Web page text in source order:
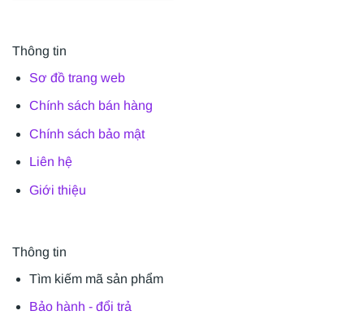
Thông tin
Sơ đồ trang web
Chính sách bán hàng
Chính sách bảo mật
Liên hệ
Giới thiệu
Thông tin
Tìm kiếm mã sản phẩm
Bảo hành - đổi trả